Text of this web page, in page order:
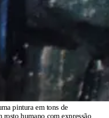
pintura em tons de
humano com expressão